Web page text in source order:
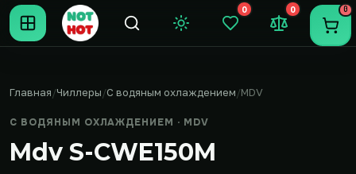
Темная тема
0
Закладки (0)
0
Сравнение
0
Главная Чиллеры С водяным охлаждением MDV
С ВОДЯНЫМ ОХЛАЖДЕНИЕМ · MDV
Mdv S-CWE150M